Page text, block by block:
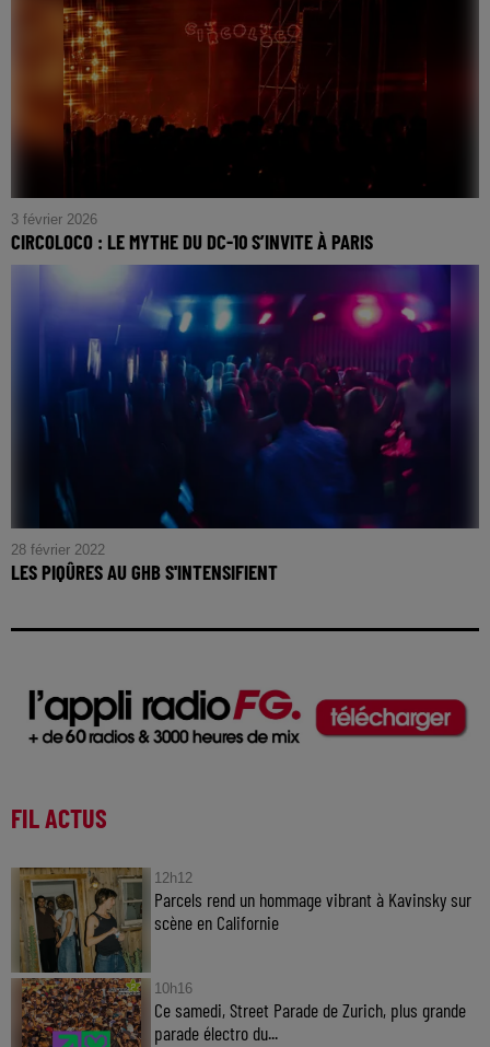
3 février 2026
CIRCOLOCO : LE MYTHE DU DC-10 S’INVITE À PARIS
28 février 2022
LES PIQÛRES AU GHB S'INTENSIFIENT
FIL ACTUS
12h12
Parcels rend un hommage vibrant à Kavinsky sur
scène en Californie
10h16
Ce samedi, Street Parade de Zurich, plus grande
parade électro du...